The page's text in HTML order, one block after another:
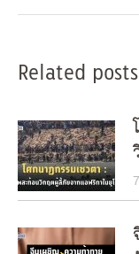
Related posts